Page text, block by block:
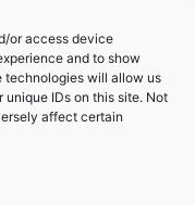
or access device
and to show
technologies will allow us
IDs on this site. Not
affect certain